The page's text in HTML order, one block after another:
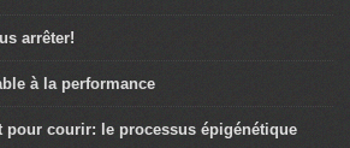
arrêter!
à la performance
pour courir: le processus épigénétique